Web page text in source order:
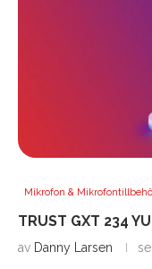
Mikrofon &
TRUST GXT 234
av Danny Larsen